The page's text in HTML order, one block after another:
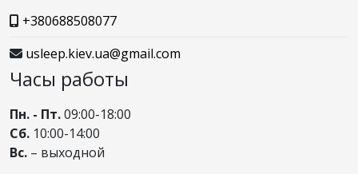
+380688508077
usleep.kiev.ua@gmail.com
Часы работы
Пн. - Пт.09:00-18:00
Сб. 10:00-14:00
Вс. – выходной